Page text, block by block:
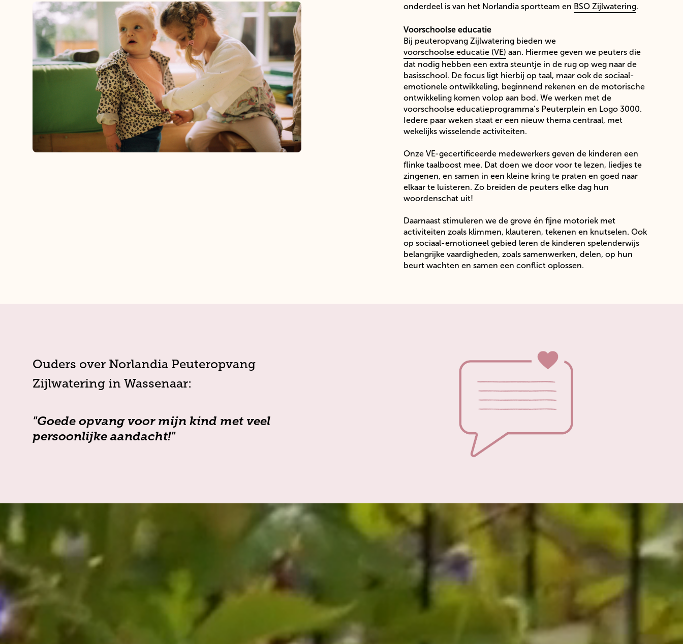
onderdeel is van het Norlandia sportteam en BSO Zijlwatering.
Voorschoolse educatie
Bij peuteropvang Zijlwatering bieden we
voorschoolse educatie (VE) aan. Hiermee geven we peutersdie
dat nodig hebben een extra steuntje in de rug op weg naar de
basisschool. De focus ligt hierbij op taal, maar ook de sociaal-
emotionele ontwikkeling, beginnend rekenen en de motorische
ontwikkeling komen volop aan bod. We werken met de
voorschoolse educatieprogramma’s Peuterplein en Logo 3000.
Iedere paar weken staat er een nieuw thema centraal, met
wekelijks wisselende activiteiten.
Onze VE-gecertificeerde medewerkers geven de kinderen een
flinke taalboost mee. Dat doen we door voor te lezen, liedjes te
zingenen, en samen in een kleine kring te praten en goed naar
elkaar te luisteren. Zo breiden de peuters elke dag hun
woordenschat uit!
Daarnaast stimuleren we de grove én fijne motoriek met
activiteiten zoals klimmen, klauteren, tekenen en knutselen. Ook
op sociaal-emotioneel gebied leren de kinderen spelenderwijs
belangrijke vaardigheden, zoals samenwerken, delen, op hun
beurt wachten en samen een conflict oplossen.
Ouders over Norlandia Peuteropvang
Zijlwatering in Wassenaar:
"Goede opvang voor mijn kind met veel
persoonlijke aandacht!"